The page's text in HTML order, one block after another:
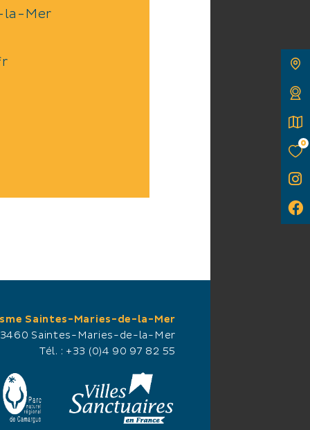
la-Mer
0
Saintes-Maries-de-la-Mer
Saintes-Maries-de-la-Mer
Tél. : +33 (0)4 90 97 82 55